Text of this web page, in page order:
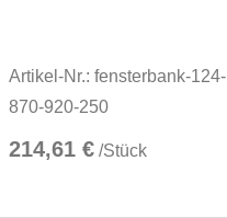
Artikel-Nr.: fensterbank-124-
870-920-250
214,61 € /Stück